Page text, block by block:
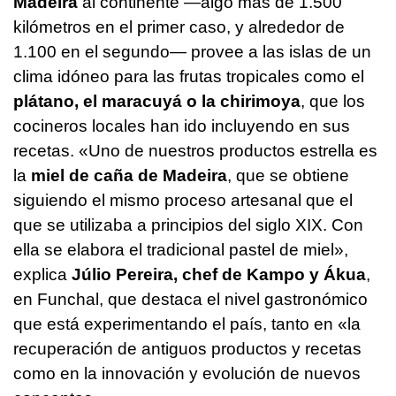
kilómetros en el primer caso, y alrededor de
1.100 en el segundo— provee a las islas de un
clima idóneo para las frutas tropicales como el
plátano, el maracuyá o la chirimoya, que los
cocineros locales han ido incluyendo en sus
recetas. «Uno de nuestros productos estrella es
la miel de caña de Madeira, que se obtiene
siguiendo el mismo proceso artesanal que el
que se utilizaba a principios del siglo XIX. Con
ella se elabora el tradicional pastel de miel»,
explica Júlio Pereira, chef de Kampo y Ákua,
en Funchal, que destaca el nivel gastronómico
que está experimentando el país, tanto en «la
recuperación de antiguos productos y recetas
como en la innovación y evolución de nuevos